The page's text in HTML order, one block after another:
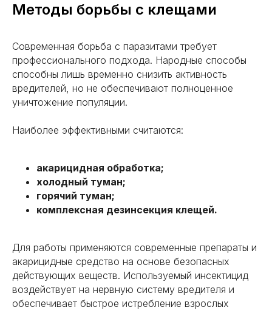
Методы борьбы с клещами
Современная борьба с паразитами требует
профессионального подхода. Народные способы
способны лишь временно снизить активность
вредителей, но не обеспечивают полноценное
уничтожение популяции.
Наиболее эффективными считаются:
акарицидная обработка;
холодный туман;
горячий туман;
комплексная дезинсекция клещей.
Для работы применяются современные препараты и
акарицидные средство на основе безопасных
действующих веществ. Используемый инсектицид
воздействует на нервную систему вредителя и
обеспечивает быстрое истребление взрослых